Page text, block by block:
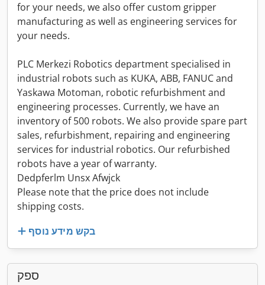
for your needs, we also offer custom gripper
manufacturing as well as engineering services for
your needs.
PLC Merkezi Robotics department specialised in
industrial robots such as KUKA, ABB, FANUC and
Yaskawa Motoman, robotic refurbishment and
engineering processes. Currently, we have an
inventory of 500 robots. We also provide spare part
sales, refurbishment, repairing and engineering
services for industrial robotics. Our refurbished
robots have a year of warranty.
Dedpferlm Unsx Afwjck
Please note that the price does not include
shipping costs.
בקש מידע נוסף
ספק